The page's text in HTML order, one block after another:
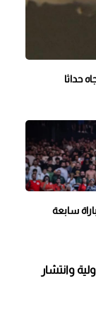
حداثا
سابعة
وانتشار